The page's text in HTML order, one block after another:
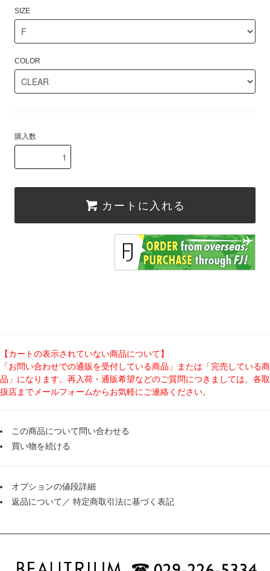
SIZE
COLOR
購入数
カートに入れる
【カートの表示されていない商品について】
「お問い合わせでの通販を受付している商品」または「完売している商
品」になります。再入荷・通販希望などのご質問につきましては、各取
扱店までメールフォームからお気軽にご連絡ください。
この商品について問い合わせる
買い物を続ける
オプションの値段詳細
返品について ／ 特定商取引法に基づく表記